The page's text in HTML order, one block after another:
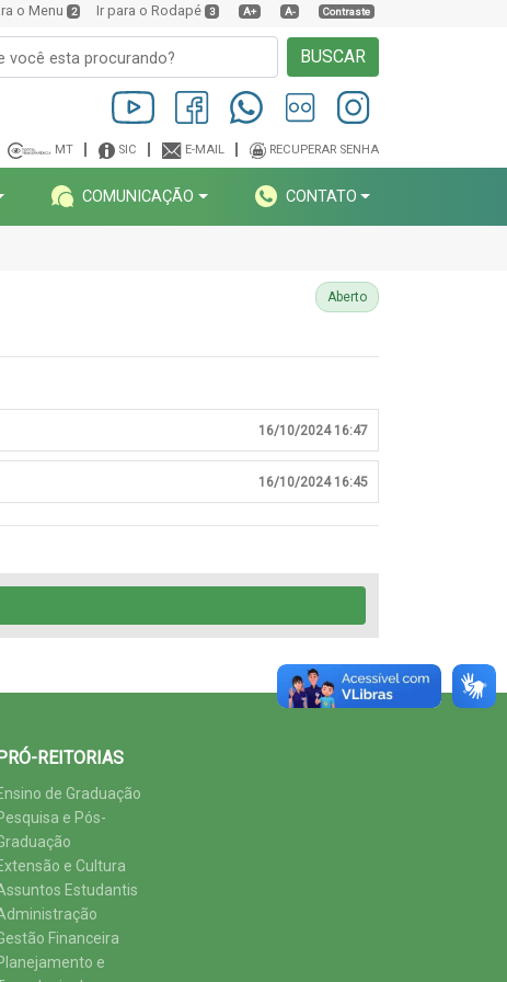
o Menu 2 Ir para o Rodapé 3 A+ A- Contraste
BUSCAR
MT SIC E-MAIL RECUPERAR SENHA
COMUNICAÇÃO CONTATO
Aberto
16/10/2024 16:47
16/10/2024 16:45
REITORIAS
de Graduação
e Pós-
e Cultura
Estudantis
Financeira
e